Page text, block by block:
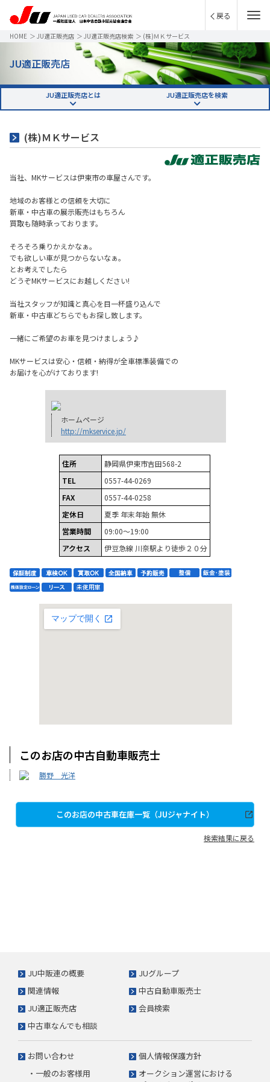
戻る
HOME ＞ JU適正販売店 ＞ JU適正販売店検索 ＞ (株)ＭＫサービス
JU適正販売店
JU適正販売店とは JU適正販売店を検索
(株)ＭＫサービス
当社、MKサービスは伊東市の車屋さんです。
地域のお客様との信頼を大切に
新車・中古車の展示販売はもちろん
買取も随時承っております。
そろそろ乗りかえかなぁ。
でも欲しい車が見つからないなぁ。
とお考えでしたら
どうぞMKサービスにお越しください!
当社スタッフが知識と真心を目一杯盛り込んで
新車・中古車どちらでもお探し致します。
一緒にご希望のお車を見つけましょう♪
MKサービスは安心・信頼・納得が全車標準装備での
お届けを心がけております!
ホームページ
http://mkservice.jp/
住所
静岡県伊東市吉田568-2
TEL
0557-44-0269
FAX
0557-44-0258
定休日
夏季 年末年始 無休
営業時間
09:00～19:00
アクセス
伊豆急線 川奈駅より徒歩２０分
このお店の中古自動車販売士
勝野 光洋
このお店の中古車在庫一覧（JUジャナイト）
検索結果に戻る
JU中販連の概要
JUグループ
関連情報
中古自動車販売士
JU適正販売店
会員検索
中古車なんでも相談
お問い合わせ
・一般のお客様用
個人情報保護方針
オークション運営における